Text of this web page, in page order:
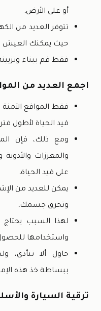
أو على الأرض.
تتوفر العديد من
حيث يمكنك العيش
فقط قم ببناء
اجمع العديد من
فقط المواقع
قيد الحياة لأطول
ومع ذلك، فإن
والمعززات
على قيد الحياة.
يمكن للعديد من
وتحرق جسمك.
لهذا السبب يحتاج
واستخدامها
حاول ألا تتأذى،
ببساطة خذ هذه
ترقية السيارة